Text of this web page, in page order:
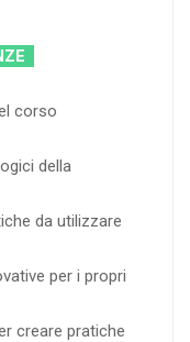
corso
della
da utilizzare
per i propri
creare pratiche